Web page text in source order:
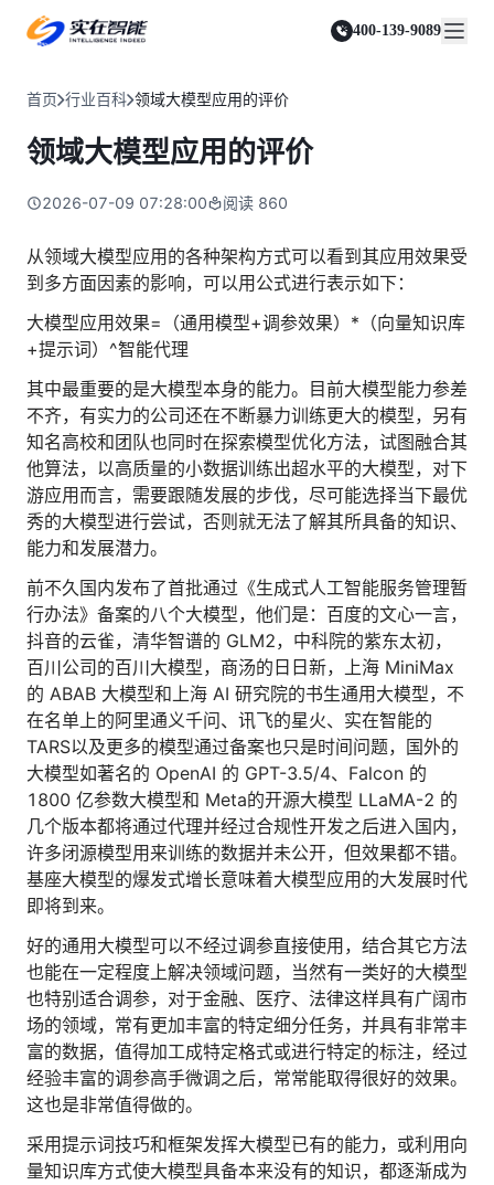
400-139-9089
人人都会用的智能体
智能文档审阅平台
实在 RPA 机器人
可靠的机器人终端
实在 RPA 控制器
全面支持国产信创生态
实在取数宝
通信运营商
零售电商
政府及公共服务
能源及制造业
医药行业
更多行业客户
金融
运营商
政府
烟草
资质审核 | 合同审核 | 一项一卷 | 智慧人力
制造业
订单生成 | 库存管控 | 物流监控 | 风险监测
司法
智能辅办 | 要素提取 | 自动立案 | 流程智动
人才数字化
人才培养 | 智能教具 | 智能实训 | 课程共创
智能票据 | 自动报税 | 自动存单 | 智能审计
资源与支持
实在学院
智能体市场
合作伙伴
客户支持
关于实在
媒体报道
视频动态
加入我们
首页 行业百科 领域大模型应用的评价
领域大模型应用的评价
2026-07-09 07:28:00 阅读 860
从领域大模型应用的各种架构方式可以看到其应用效果受
到多方面因素的影响，可以用公式进行表示如下：
大模型应用效果=（通用模型+调参效果）*（向量知识库
+提示词）^智能代理
其中最重要的是大模型本身的能力。目前大模型能力参差
不齐，有实力的公司还在不断暴力训练更大的模型，另有
知名高校和团队也同时在探索模型优化方法，试图融合其
他算法，以高质量的小数据训练出超水平的大模型，对下
游应用而言，需要跟随发展的步伐，尽可能选择当下最优
秀的大模型进行尝试，否则就无法了解其所具备的知识、
能力和发展潜力。
前不久国内发布了首批通过《生成式人工智能服务管理暂
行办法》备案的八个大模型，他们是：百度的文心一言，
抖音的云雀，清华智谱的 GLM2，中科院的紫东太初，
百川公司的百川大模型，商汤的日日新，上海 MiniMax
的 ABAB 大模型和上海 AI 研究院的书生通用大模型，不
在名单上的阿里通义千问、讯飞的星火、实在智能的
TARS以及更多的模型通过备案也只是时间问题，国外的
大模型如著名的 OpenAI 的 GPT-3.5/4、Falcon 的
1800 亿参数大模型和 Meta的开源大模型 LLaMA-2 的
几个版本都将通过代理并经过合规性开发之后进入国内，
许多闭源模型用来训练的数据并未公开，但效果都不错。
基座大模型的爆发式增长意味着大模型应用的大发展时代
即将到来。
好的通用大模型可以不经过调参直接使用，结合其它方法
也能在一定程度上解决领域问题，当然有一类好的大模型
也特别适合调参，对于金融、医疗、法律这样具有广阔市
场的领域，常有更加丰富的特定细分任务，并具有非常丰
富的数据，值得加工成特定格式或进行特定的标注，经过
经验丰富的调参高手微调之后，常常能取得很好的效果。
这也是非常值得做的。
采用提示词技巧和框架发挥大模型已有的能力，或利用向
量知识库方式使大模型具备本来没有的知识，都逐渐成为